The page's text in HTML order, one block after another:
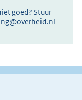
goed? Stuur